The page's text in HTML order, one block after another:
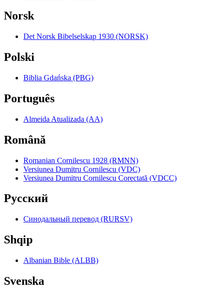
Norsk
Det Norsk Bibelselskap 1930 (NORSK)
Polski
Biblia Gdańska (PBG)
Português
Almeida Atualizada (AA)
Română
Romanian Cornilescu 1928 (RMNN)
Versiunea Dumitru Cornilescu (VDC)
Versiunea Dumitru Cornilescu Corectată (VDCC)
Pyccкий
Синодальный перевод (RURSV)
Shqip
Albanian Bible (ALBB)
Svenska